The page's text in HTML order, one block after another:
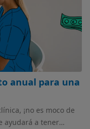
anual para una
¡no es moco de
ayudará a tener